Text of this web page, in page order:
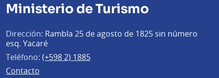
Ministerio de Turismo
Dirección: Rambla 25 de agosto de 1825 sin número
esq. Yacaré
Teléfono: (+598 2) 1885
Contacto